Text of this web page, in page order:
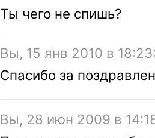
Ты чего не спишь?
Вы, 15 янв 2010 в
Спасибо за
Вы, 28 июн 2009 в